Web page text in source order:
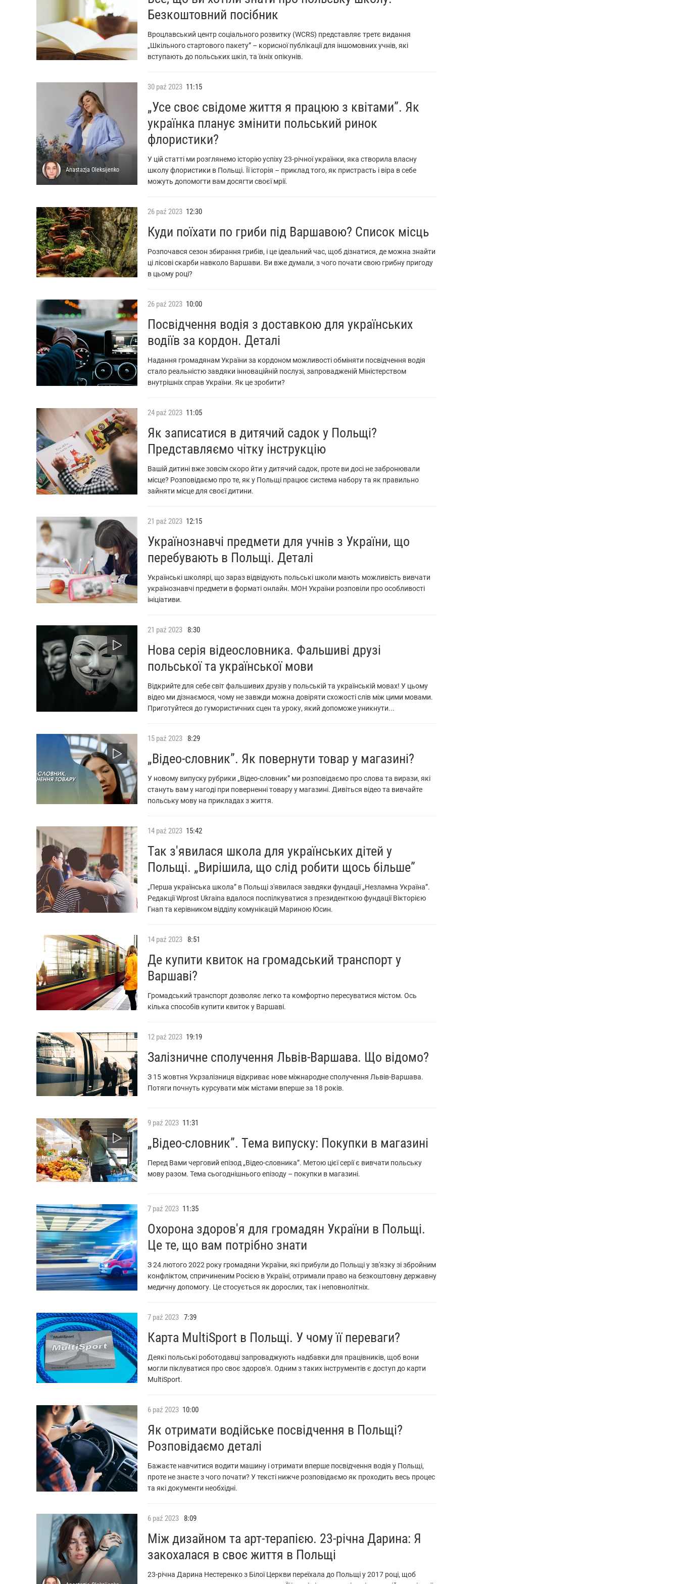
Безкоштовний посібник
Вроцлавський центр соціального розвитку (WCRS) представляє третє видання
„Шкільного стартового пакету” – корисної публікації для іншомовних учнів, які
вступають до польських шкіл, та їхніх опікунів.
Anastazja Oleksijenko
„Усе своє свідоме життя я працюю з квітами”. Як
українка планує змінити польський ринок
флористики?
У цій статті ми розглянемо історію успіху 23-річної українки, яка створила власну
школу флористики в Польщі. Її історія – приклад того, як пристрасть і віра в себе
можуть допомогти вам досягти своєї мрії.
30 paź 2023 11:15
Куди поїхати по гриби під Варшавою? Список місць
Розпочався сезон збирання грибів, і це ідеальний час, щоб дізнатися, де можна знайти
ці лісові скарби навколо Варшави. Ви вже думали, з чого почати свою грибну пригоду
в цьому році?
26 paź 2023 12:30
Посвідчення водія з доставкою для українських
водіїв за кордон. Деталі
Надання громадянам України за кордоном можливості обміняти посвідчення водія
стало реальністю завдяки інноваційній послузі, запровадженій Міністерством
внутрішніх справ України. Як це зробити?
26 paź 2023 10:00
Як записатися в дитячий садок у Польщі?
Представляємо чітку інструкцію
Вашій дитині вже зовсім скоро йти у дитячий садок, проте ви досі не забронювали
місце? Розповідаємо про те, як у Польщі працює система набору та як правильно
зайняти місце для своєї дитини.
24 paź 2023 11:05
Українознавчі предмети для учнів з України, що
перебувають в Польщі. Деталі
Українські школярі, що зараз відвідують польські школи мають можливість вивчати
українознавчі предмети в форматі онлайн. МОН України розповіли про особливості
ініціативи.
21 paź 2023 12:15
Нова серія відеословника. Фальшиві друзі
польської та української мови
Відкрийте для себе світ фальшивих друзів у польській та українській мовах! У цьому
відео ми дізнаємося, чому не завжди можна довіряти схожості слів між цими мовами.
Приготуйтеся до гумористичних сцен та уроку, який допоможе уникнути...
21 paź 2023 8:30
„Відео-словник”. Як повернути товар у магазині?
У новому випуску рубрики „Відео-словник” ми розповідаємо про слова та вирази, які
стануть вам у нагоді при поверненні товару у магазині. Дивіться відео та вивчайте
польську мову на прикладах з життя.
15 paź 2023 8:29
Так з'явилася школа для українських дітей у
Польщі. „Вирішила, що слід робити щось більше”
„Перша українська школа” в Польщі з'явилася завдяки фундації „Незламна Україна”.
Редакції Wprost Ukraina вдалося поспілкуватися з президенткою фундації Вікторією
Гнап та керівником відділу комунікацій Мариною Юсин.
14 paź 2023 15:42
Де купити квиток на громадський транспорт у
Варшаві?
Громадський транспорт дозволяє легко та комфортно пересуватися містом. Ось
кілька способів купити квиток у Варшаві.
14 paź 2023 8:51
Залізничне сполучення Львів-Варшава. Що відомо?
З 15 жовтня Укрзалізниця відкриває нове міжнародне сполучення Львів-Варшава.
Потяги почнуть курсувати між містами вперше за 18 років.
12 paź 2023 19:19
„Відео-словник”. Тема випуску: Покупки в магазині
Перед Вами черговий епізод „Відео-словника”. Метою цієї серії є вивчати польську
мову разом. Тема сьогоднішнього епізоду – покупки в магазині.
9 paź 2023 11:31
Охорона здоров'я для громадян України в Польщі.
Це те, що вам потрібно знати
З 24 лютого 2022 року громадяни України, які прибули до Польщі у зв'язку зі збройним
конфліктом, спричиненим Росією в Україні, отримали право на безкоштовну державну
медичну допомогу. Це стосується як дорослих, так і неповнолітніх.
7 paź 2023 11:35
Карта MultiSport в Польщі. У чому її переваги?
Деякі польські роботодавці запроваджують надбавки для працівників, щоб вони
могли піклуватися про своє здоров'я. Одним з таких інструментів є доступ до карти
MultiSport.
7 paź 2023 7:39
Як отримати водійське посвідчення в Польщі?
Розповідаємо деталі
Бажаєте навчитися водити машину і отримати вперше посвідчення водія у Польщі,
проте не знаєте з чого почати? У тексті нижче розповідаємо як проходить весь процес
та які документи необхідні.
6 paź 2023 10:00
Між дизайном та арт-терапією. 23-річна Дарина: Я
закохалася в своє життя в Польщі
23-річна Дарина Нестеренко з Білої Церкви переїхала до Польщі у 2017 році, щоб
6 paź 2023 8:09